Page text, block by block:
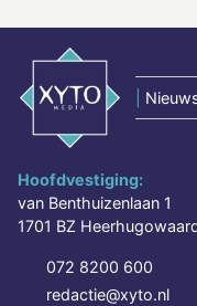
Hoofdvestiging:
van Benthuizenlaan 1
1701 BZ
072 8200 600
redactie@xyto.nl